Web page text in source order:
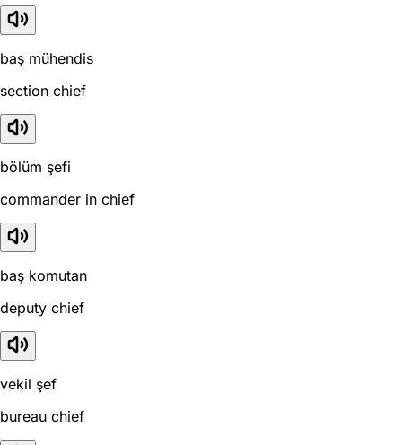
baş mühendis
section chief
bölüm şefi
commander in chief
baş komutan
deputy chief
vekil şef
bureau chief